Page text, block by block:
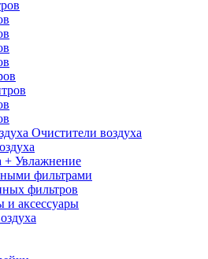
Очистители воздуха
+ Увлажнение
фильтрами
фильтров
и аксессуары